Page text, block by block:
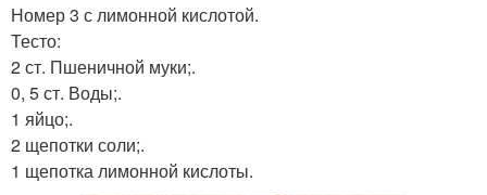
Номер 3 с лимонной кислотой.
Тесто:
2 ст. Пшеничной муки;.
0, 5 ст. Воды;.
1 яйцо;.
2 щепотки соли;.
1 щепотка лимонной кислоты.